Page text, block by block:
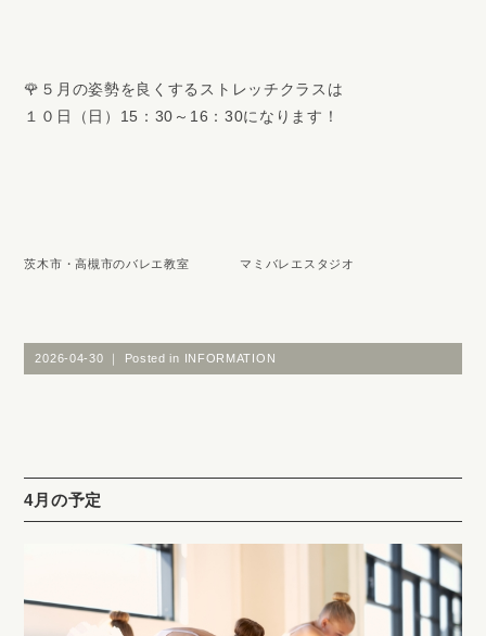
🌹５月の姿勢を良くするストレッチクラスは
１０日（日）15：30～16：30になります！
茨木市・高槻市のバレエ教室 マミバレエスタジオ
2026-04-30 ｜ Posted in INFORMATION
4月の予定